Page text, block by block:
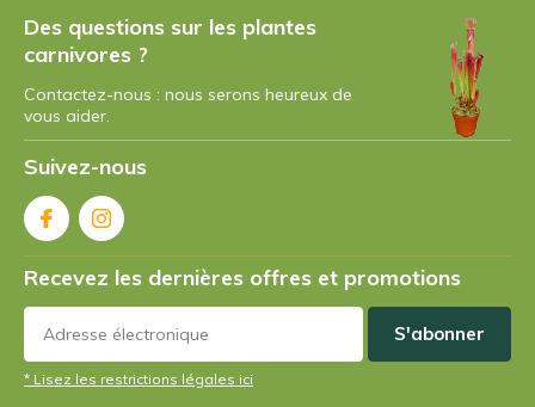
Des questions sur les plantes
carnivores ?
Contactez-nous : nous serons heureux de
vous aider.
Suivez-nous
Recevez les dernières offres et promotions
S'abonner
* Lisez les restrictions légales ici